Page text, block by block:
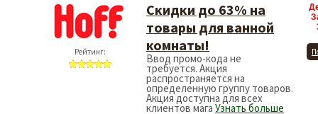
Рейтинг:
Скидки до 63% на
товары для ванной
комнаты!
Ввод промо-кода не
требуется. Акция
распространяется на
определенную группу товаров.
Акция доступна для всех
клиентов мага Узнать больше